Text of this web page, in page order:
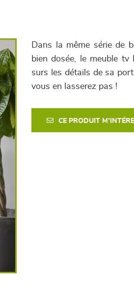
Dans la même série de
bien dosée, le meuble
surs les détails de sa
vous en lasserez pas !
CE PRODUIT